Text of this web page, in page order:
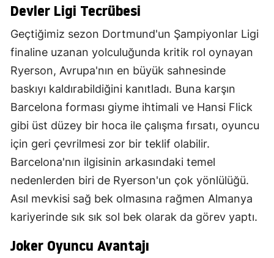
Devler Ligi Tecrübesi
Geçtiğimiz sezon Dortmund'un Şampiyonlar Ligi
finaline uzanan yolculuğunda kritik rol oynayan
Ryerson, Avrupa'nın en büyük sahnesinde
baskıyı kaldırabildiğini kanıtladı. Buna karşın
Barcelona forması giyme ihtimali ve Hansi Flick
gibi üst düzey bir hoca ile çalışma fırsatı, oyuncu
için geri çevrilmesi zor bir teklif olabilir.
Barcelona'nın ilgisinin arkasındaki temel
nedenlerden biri de Ryerson'un çok yönlülüğü.
Asıl mevkisi sağ bek olmasına rağmen Almanya
kariyerinde sık sık sol bek olarak da görev yaptı.
Joker Oyuncu Avantajı